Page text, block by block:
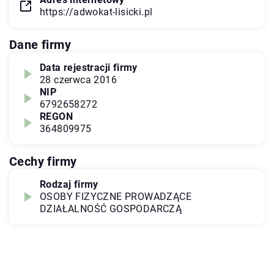
https://adwokat-lisicki.pl
Dane firmy
Data rejestracji firmy
28 czerwca 2016
NIP
6792658272
REGON
364809975
Cechy firmy
Rodzaj firmy
OSOBY FIZYCZNE PROWADZĄCE
DZIAŁALNOŚĆ GOSPODARCZĄ